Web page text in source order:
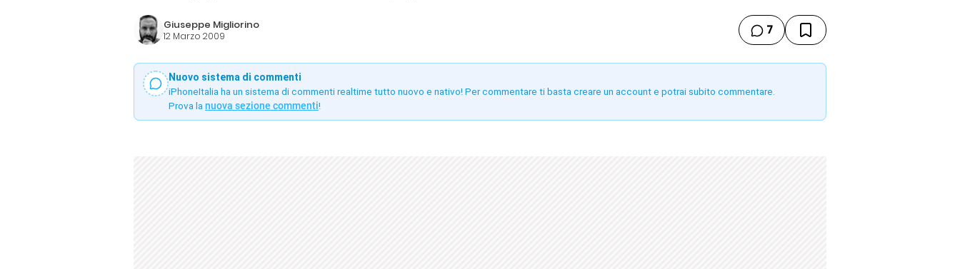
Giuseppe Migliorino
12 Marzo 2009 7
Nuovo sistema di commenti
iPhoneItalia ha un sistema di commenti realtime tutto nuovo e nativo! Per commentare ti basta creare un account e potrai subito commentare.
Prova la nuova sezione commenti!